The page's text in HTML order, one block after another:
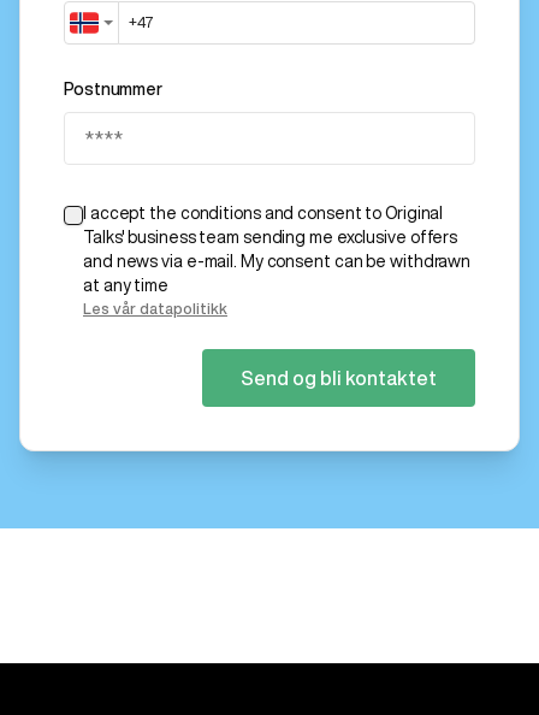
Postnummer
I accept the conditions and consent to Original
Talks' business team sending me exclusive offers
and news via e-mail. My consent can be withdrawn
at any time
Les vår datapolitikk
Send og bli kontaktet